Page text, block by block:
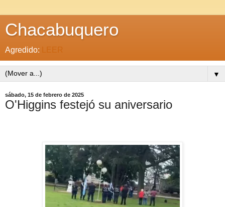
Chacabuquero
Agredido: LEER
▼
sábado, 15 de febrero de 2025
O'Higgins festejó su aniversario